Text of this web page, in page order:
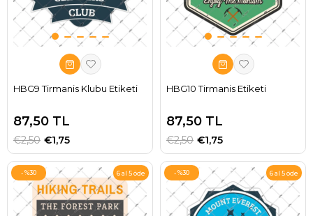
HBG9 Tirmanis Klubu Etiketi
87,50 TL
€1,75
€2,50
HBG10 Tirmanis Etiketi
87,50 TL
€1,75
€2,50
%30 6 al 5 öde %30 6 al 5 öde